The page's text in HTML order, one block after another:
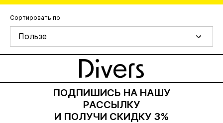
Сортировать по
Пользе
ПОДПИШИСЬ НА НАШУ
РАССЫЛКУ
И ПОЛУЧИ СКИДКУ 3%